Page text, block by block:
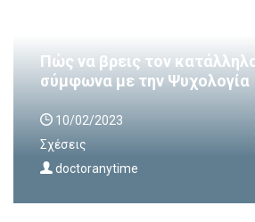
Πώς να βρεις τον
σύμφωνα με την Ψυχολογία
10/02/2023
Σχέσεις
doctoranytime